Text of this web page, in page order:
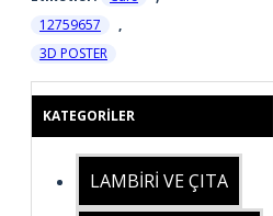
12759657
,
3D POSTER
KATEGORILER
LAMBİRİ VE ÇITA